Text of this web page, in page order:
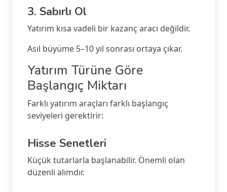
3. Sabırlı Ol
Yatırım kısa vadeli bir kazanç aracı değildir.
Asıl büyüme 5–10 yıl sonrası ortaya çıkar.
Yatırım Türüne Göre
Başlangıç Miktarı
Farklı yatırım araçları farklı başlangıç
seviyeleri gerektirir:
Hisse Senetleri
Küçük tutarlarla başlanabilir. Önemli olan
düzenli alımdır.